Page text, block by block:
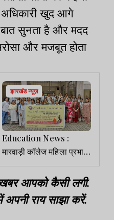
अधिकारी खुद आगे
सुनता है और मदद
और मजबूत होता
झारखंड न्यूज़
Education News :
मारवाड़ी कॉलेज महिला प्रभाग
में ‘वैश्विक मासिक धर्म स्वच्छता
जागरूकता’ कार्यक्रम
आयोजित
आपको कैसी लगी.
अपनी राय साझा करें.